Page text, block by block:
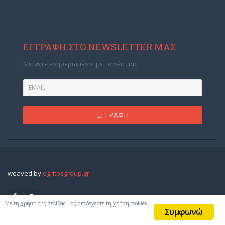
ΕΓΓΡΑΦΉ ΣΤΟ NEWSLETTER ΜΑΣ
Μείνετε ενημερωμένοι με τα νέα μας
weaved by egritosgroup.gr
Συμφωνώ
Με τη χρήση της σελίδας μας αποδέχεστε τη χρήση cookies.